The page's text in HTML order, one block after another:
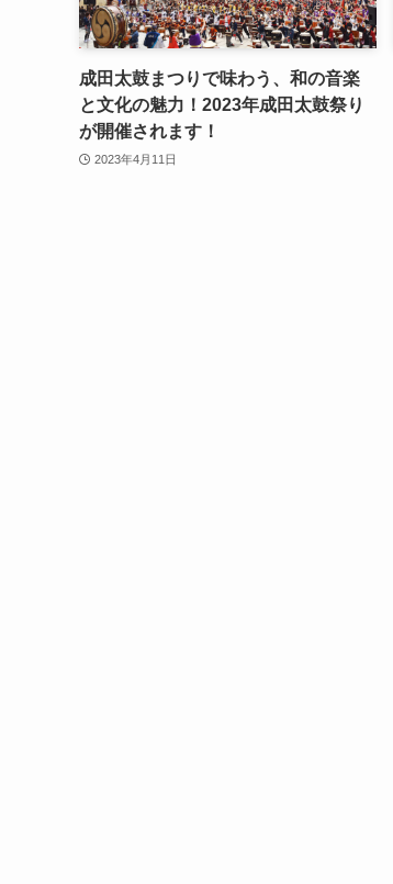
成田太鼓まつりで味わう、和の音楽
と文化の魅力！2023年成田太鼓祭り
が開催されます！
2023年4月11日